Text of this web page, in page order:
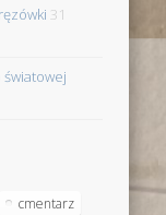
31
cmentarz